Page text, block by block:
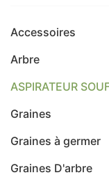
Accessoires
Arbre
ASPIRATEUR
Graines
Graines à germer
Graines D'arbre